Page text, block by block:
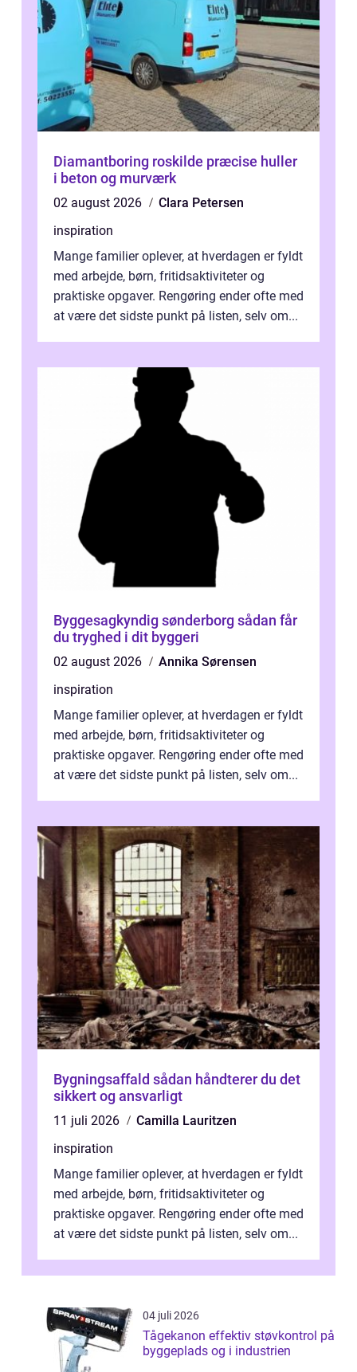
Diamantboring roskilde præcise huller
i beton og murværk
02 august 2026
Clara Petersen
inspiration
Mange familier oplever, at hverdagen er fyldt
med arbejde, børn, fritidsaktiviteter og
praktiske opgaver. Rengøring ender ofte med
at være det sidste punkt på listen, selv om...
Byggesagkyndig sønderborg sådan får
du tryghed i dit byggeri
02 august 2026
Annika Sørensen
inspiration
Mange familier oplever, at hverdagen er fyldt
med arbejde, børn, fritidsaktiviteter og
praktiske opgaver. Rengøring ender ofte med
at være det sidste punkt på listen, selv om...
Bygningsaffald sådan håndterer du det
sikkert og ansvarligt
11 juli 2026
Camilla Lauritzen
inspiration
Mange familier oplever, at hverdagen er fyldt
med arbejde, børn, fritidsaktiviteter og
praktiske opgaver. Rengøring ender ofte med
at være det sidste punkt på listen, selv om...
04 juli 2026
Tågekanon effektiv støvkontrol på
byggeplads og i industrien